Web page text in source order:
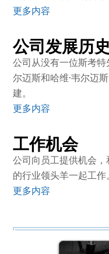
更多内容
公司发展历
公司从没有一位斯考特
尔迈斯和哈维·韦尔迈
建。
更多内容
工作机会
公司向员工提供机会
的行业领头羊一起工作
更多内容